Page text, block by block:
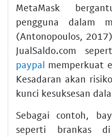
MetaMask
pengguna dalam
(Antonopoulos,
JualSaldo.com
paypal memperkuat
Kesadaran akan
kunci kesuksesan
Sebagai contoh,
seperti brankas